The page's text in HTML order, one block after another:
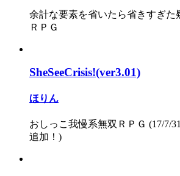
余計な要素を省いたら省きすぎた
ＲＰＧ
SheSeeCrisis!(ver3.01)
ほりん
おしっこ我慢系無双ＲＰＧ (17/7/
追加！)